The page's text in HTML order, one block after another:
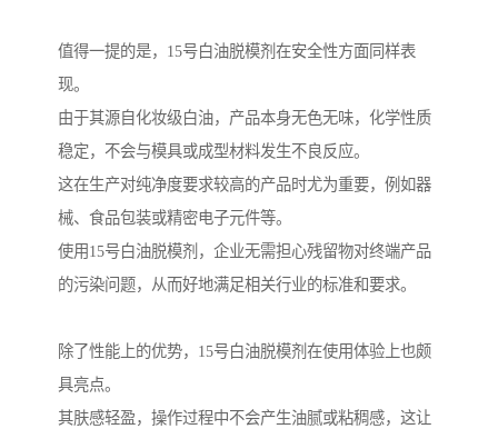
值得一提的是，15号白油脱模剂在安全性方面同样表
现。
由于其源自化妆级白油，产品本身无色无味，化学性质
稳定，不会与模具或成型材料发生不良反应。
这在生产对纯净度要求较高的产品时尤为重要，例如器
械、食品包装或精密电子元件等。
使用15号白油脱模剂，企业无需担心残留物对终端产品
的污染问题，从而好地满足相关行业的标准和要求。
除了性能上的优势，15号白油脱模剂在使用体验上也颇
具亮点。
其肤感轻盈，操作过程中不会产生油腻或粘稠感，这让